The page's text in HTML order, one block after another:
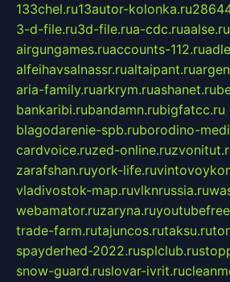
133chel.ru13autor-kolonka.ru
3-d-file.ru3d-file.rua-cdc.ruaalse.ru
airgungames.ruaccounts-112.ru
alfeihavsalnassr.rualtaipant.ru
aria-family.ruarkrym.ruashanet.ru
bankaribi.rubandamn.rubigfatcc.ru
blagodarenie-spb.ruborodino-
cardvoice.ruzed-online.ru
zarafshan.ruyork-life.ru
vladivostok-map.ruvlknrussia.ru
webamator.ruzaryna.ru
trade-farm.rutajuncos.rutaksu.ru
spayderhed-2022.rusplclub.ru
snow-guard.ruslovar-ivrit.ru